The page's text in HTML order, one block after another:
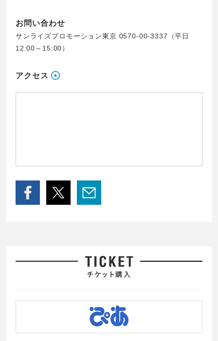
お問い合わせ
サンライズプロモーション東京 0570-00-3337（平日
12:00～15:00）
アクセス